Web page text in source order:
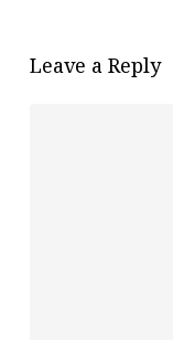
Leave a Reply